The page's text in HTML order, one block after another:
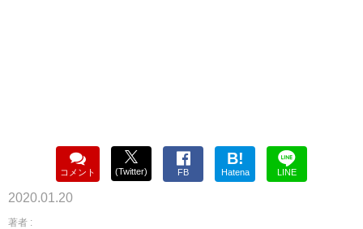
コメント (Twitter) FB
B!
Hatena LINE
2020.01.20
著者 :